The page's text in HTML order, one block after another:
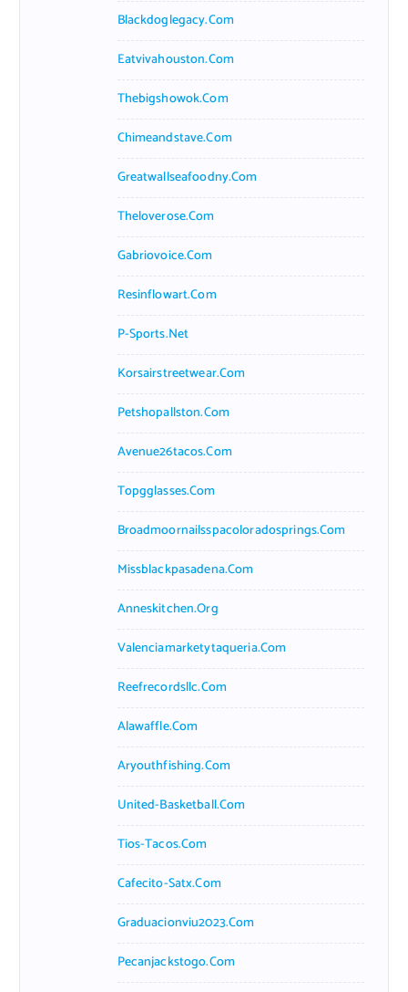
Blackdoglegacy.com
Eatvivahouston.com
Thebigshowok.com
Chimeandstave.com
Greatwallseafoodny.com
Theloverose.com
Gabriovoice.com
Resinflowart.com
P-Sports.net
Korsairstreetwear.com
Petshopallston.com
Avenue26tacos.com
Topgglasses.com
Broadmoornailsspacoloradosprings.com
Missblackpasadena.com
Anneskitchen.org
Valenciamarketytaqueria.com
Reefrecordsllc.com
Alawaffle.com
Aryouthfishing.com
United-Basketball.com
Tios-Tacos.com
Cafecito-Satx.com
Graduacionviu2023.com
Pecanjackstogo.com